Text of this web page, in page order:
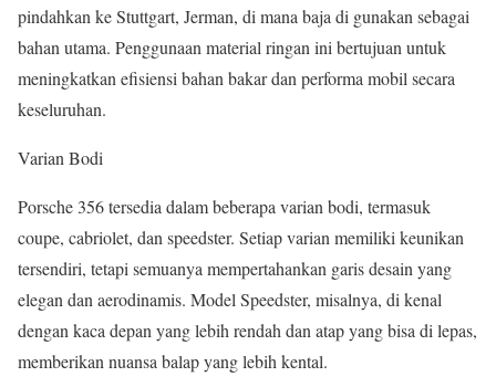
pindahkan ke Stuttgart, Jerman, di mana baja di gunakan sebagai
bahan utama. Penggunaan material ringan ini bertujuan untuk
meningkatkan efisiensi bahan bakar dan performa mobil secara
keseluruhan.
Varian Bodi
Porsche 356 tersedia dalam beberapa varian bodi, termasuk
coupe, cabriolet, dan speedster. Setiap varian memiliki keunikan
tersendiri, tetapi semuanya mempertahankan garis desain yang
elegan dan aerodinamis. Model Speedster, misalnya, di kenal
dengan kaca depan yang lebih rendah dan atap yang bisa di lepas,
memberikan nuansa balap yang lebih kental.